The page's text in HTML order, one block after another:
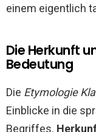
einem eigentlich
Die Herkunft
Bedeutung
Die Etymologie
Einblicke in die
Begriffes.